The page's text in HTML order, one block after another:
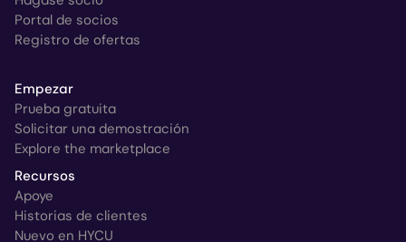
Portal de socios
Registro de ofertas
Empezar
Prueba gratuita
Solicitar una demostración
Explore the marketplace
Recursos
Apoye
Historias de clientes
Nuevo en HYCU